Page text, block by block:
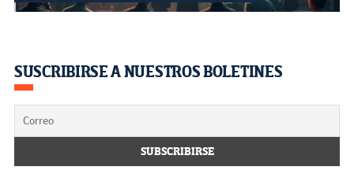
SUSCRIBIRSE A NUESTROS BOLETINES